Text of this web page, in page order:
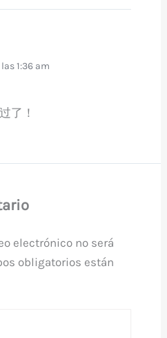
1:36 am
了！
electrónico no será
obligatorios están